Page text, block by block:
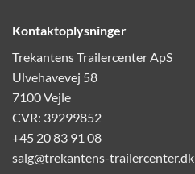
Kontaktoplysninger
Trekantens Trailercenter ApS
Ulvehavevej 58
7100 Vejle
CVR: 39299852
+45 20 83 91 08
salg@trekantens-trailercenter.dk